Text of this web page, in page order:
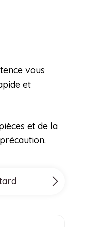
vous
et
et de la